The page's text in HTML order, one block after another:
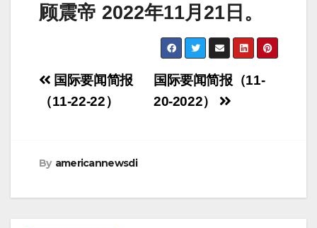
顾震帝 2022年11月21日。
Post
navigation
国际要闻简报（11-
20-2022）
国际要闻简报
（11-22-22）
By americannewsdi